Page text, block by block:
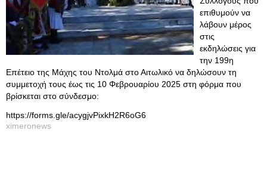
επιθυμούν να
λάβουν μέρος
στις
εκδηλώσεις για
την 199η
Επέτειο της Μάχης του Ντολμά στο Αιτωλικό να δηλώσουν τη
συμμετοχή τους έως τις 10 Φεβρουαρίου 2025 στη φόρμα που
βρίσκεται στο σύνδεσμο:
https://forms.gle/acygjvPixkH2R6oG6
ximeronews